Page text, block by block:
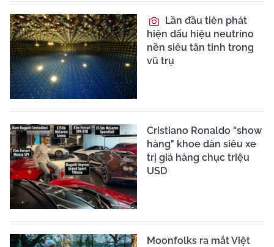
Lần đầu tiên phát
hiện dấu hiệu neutrino
nền siêu tân tinh trong
vũ trụ
Cristiano Ronaldo "show
hàng" khoe dàn siêu xe
trị giá hàng chục triệu
USD
Moonfolks ra mắt Việt